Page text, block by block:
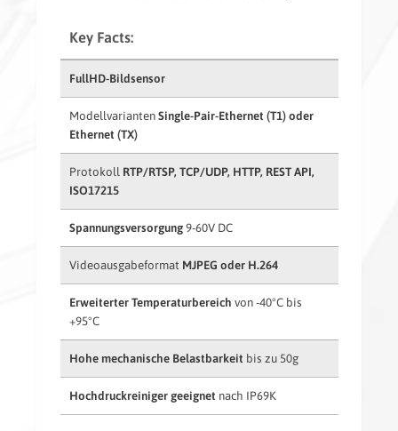
Key Facts:
FullHD-Bildsensor
Modellvarianten Single-Pair-Ethernet (T1) oder
Ethernet (TX)
Protokoll RTP/RTSP, TCP/UDP, HTTP, REST API,
ISO17215
Spannungsversorgung9-60V DC
Videoausgabeformat MJPEG oder H.264
Erweiterter Temperaturbereich von -40°C bis
+95°C
Hohe mechanische Belastbarkeit bis zu 50g
Hochdruckreiniger geeignetnach IP69K